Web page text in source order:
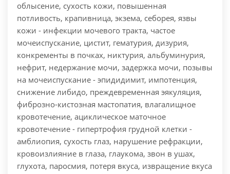
облысение, сухость кожи, повышенная
потливость, крапивница, экзема, себорея, язвы
кожи - инфекции мочевого тракта, частое
мочеиспускание, цистит, гематурия, дизурия,
конкременты в почках, никтурия, альбуминурия,
нефрит, недержание мочи, задержка мочи, позывы
на мочеиспускание - эпидидимит, импотенция,
снижение либидо, преждевременная эякуляция,
фиброзно-кистозная мастопатия, влагалищное
кровотечение, ациклическое маточное
кровотечение - гипертрофия грудной клетки -
амблиопия, сухость глаз, нарушение рефракции,
кровоизлияние в глаза, глаукома, звон в ушах,
глухота, паросмия, потеря вкуса, извращение вкуса